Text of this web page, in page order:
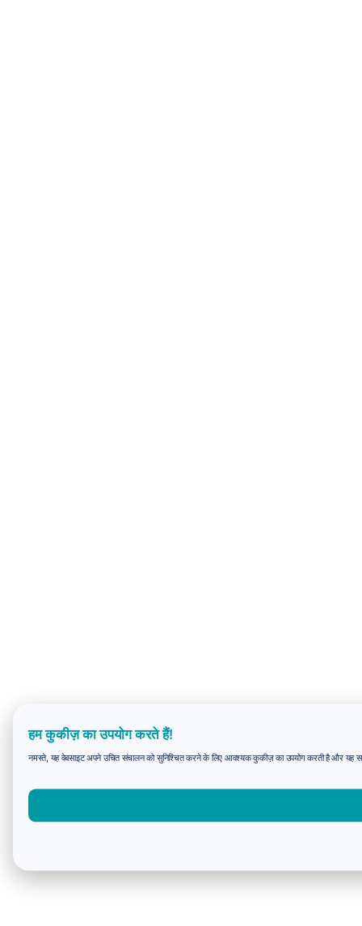
हम कुकीज़ का उपयोग करते हैं!
नमस्ते, यह वेबसाइट अपने उचित संचालन को सुनिश्चित करने के लिए आवश्यक कुकीज़ का उपयोग करती है और यह